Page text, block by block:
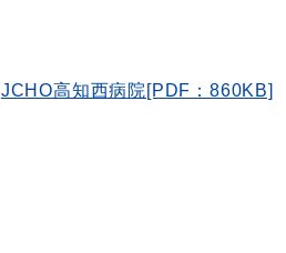
JCHO高知西病院[PDF：860KB]